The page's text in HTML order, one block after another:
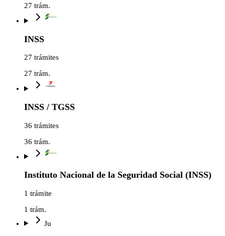
27 trám.
INSS
27 trámites
27 trám.
INSS / TGSS
36 trámites
36 trám.
Instituto Nacional de la Seguridad Social (INSS)
1 trámite
1 trám.
Ju